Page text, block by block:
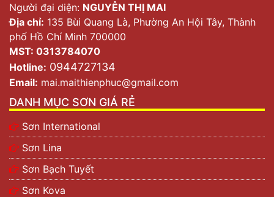
Người đại diện: NGUYỄN THỊ MAI
Địa chỉ: 135 Bùi Quang Là, Phường An Hội Tây, Thành
phố Hồ Chí Minh 700000
MST: 0313784070
Hotline: 0944727134
Email: mai.maithienphuc@gmail.com
DANH MỤC SƠN GIÁ RẺ
Sơn International
Sơn Lina
Sơn Bạch Tuyết
Sơn Kova